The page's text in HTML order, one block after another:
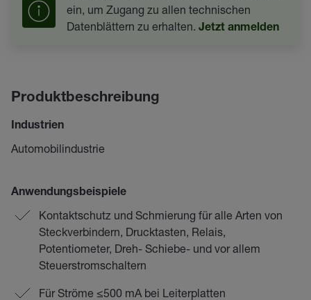
ein, um Zugang zu allen technischen
Datenblättern zu erhalten. Jetzt anmelden
Produktbeschreibung
Industrien
Automobilindustrie
Anwendungsbeispiele
Kontaktschutz und Schmierung für alle Arten von
Steckverbindern, Drucktasten, Relais,
Potentiometer, Dreh- Schiebe- und vor allem
Steuerstromschaltern
Für Ströme ≤500 mA bei Leiterplatten